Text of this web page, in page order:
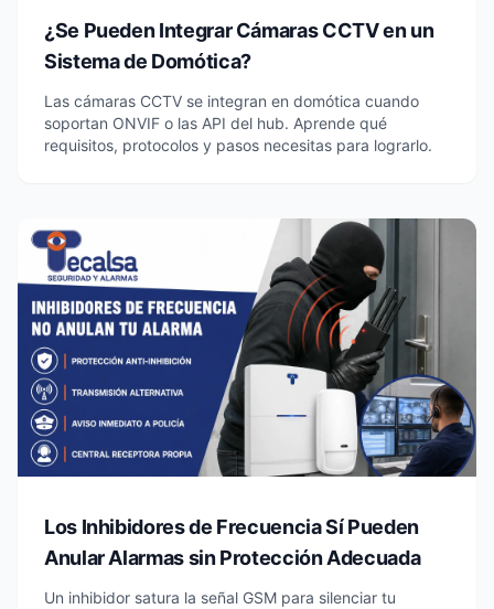
¿Se Pueden Integrar Cámaras CCTV en un
Sistema de Domótica?
Las cámaras CCTV se integran en domótica cuando
soportan ONVIF o las API del hub. Aprende qué
requisitos, protocolos y pasos necesitas para lograrlo.
Los Inhibidores de Frecuencia Sí Pueden
Anular Alarmas sin Protección Adecuada
Un inhibidor satura la señal GSM para silenciar tu